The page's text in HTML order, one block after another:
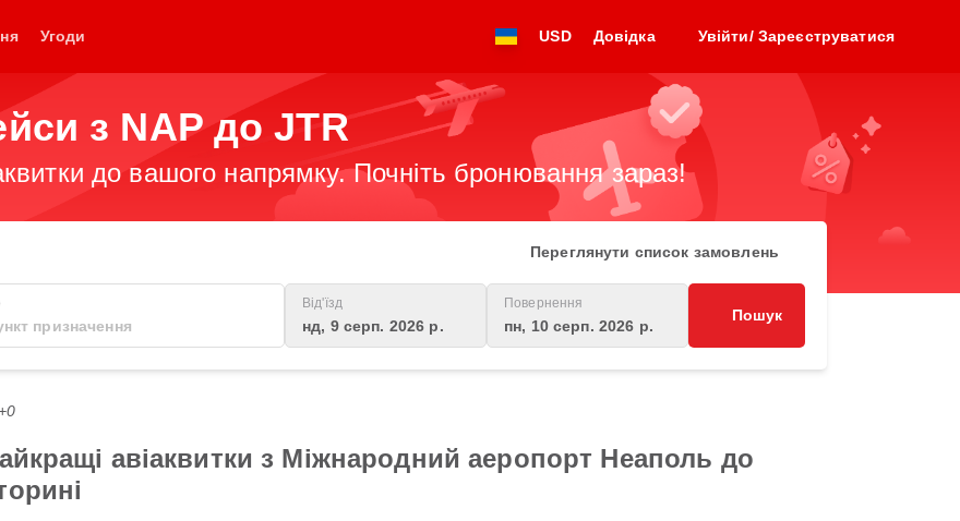
Угоди USD Довідка Увійти/ Зареєструватися
з NAP до JTR
до вашого напрямку. Почніть бронювання зараз!
Переглянути список замовлень
Від'їзд
нд, 9 серп. 2026 р.
Повернення
пн, 10 серп. 2026 р.
Пошук
авіаквитки з Міжнародний аеропорт Неаполь до